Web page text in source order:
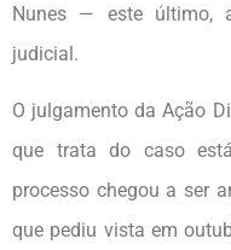
Nunes — este último,
judicial.
O julgamento da Ação
que trata do caso
processo chegou a ser
que pediu vista em